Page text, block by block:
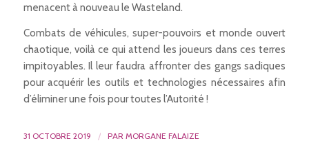
menacent à nouveau le Wasteland.
Combats de véhicules, super-pouvoirs et monde ouvert
chaotique, voilà ce qui attend les joueurs dans ces terres
impitoyables. Il leur faudra affronter des gangs sadiques
pour acquérir les outils et technologies nécessaires afin
d’éliminer une fois pour toutes l’Autorité !
31 OCTOBRE 2019 / PAR MORGANE FALAIZE